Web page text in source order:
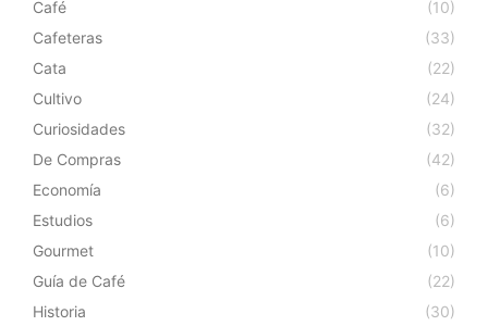
Café
(10)
Cafeteras
(33)
Cata
(22)
Cultivo
(24)
Curiosidades
(32)
De Compras
(42)
Economía
(6)
Estudios
(6)
Gourmet
(10)
Guía de Café
(22)
Historia
(30)